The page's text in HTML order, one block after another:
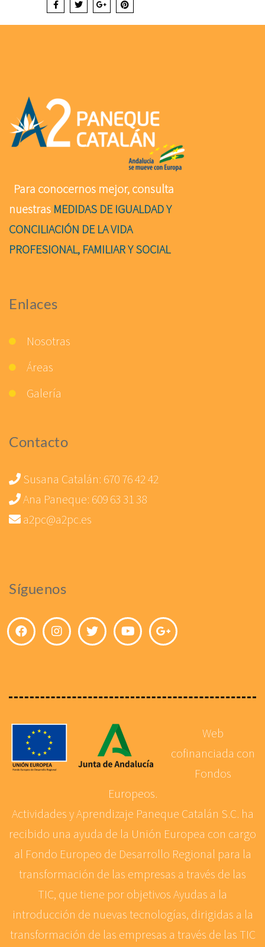
Para conocernos mejor, consulta
nuestras MEDIDAS DE IGUALDAD Y
CONCILIACIÓN DE LA VIDA
PROFESIONAL, FAMILIAR Y SOCIAL
Enlaces
Nosotras
Áreas
Galería
Contacto
Susana Catalán: 670 76 42 42
Ana Paneque: 609 63 31 38
a2pc@a2pc.es
Síguenos
Web
cofinanciada con
Fondos
Europeos.
Actividades y Aprendizaje Paneque Catalán S.C. ha
recibido una ayuda de la Unión Europea con cargo
al Fondo Europeo de Desarrollo Regional para la
transformación de las empresas a través de las
TIC, que tiene por objetivos Ayudas a la
introducción de nuevas tecnologías, dirigidas a la
transformación de las empresas a través de las TIC